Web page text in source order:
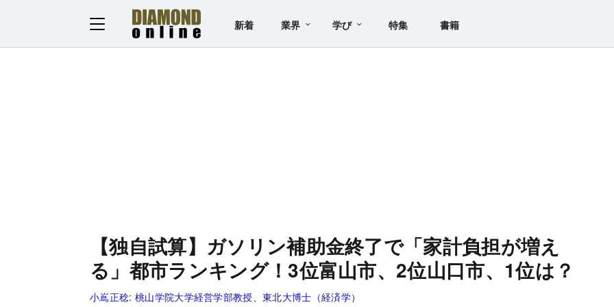
新着 業界 学び 特集 書籍
【独自試算】ガソリン補助金終了で「家計負担が増え
る」都市ランキング！3位富山市、2位山口市、1位は？
小嶌正稔: 桃山学院大学経営学部教授、東北大博士（経済学）